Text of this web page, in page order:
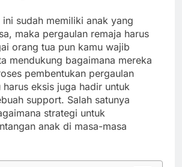
sudah memiliki anak yang
maka pergaulan remaja harus
orang tua pun kamu wajib
mendukung bagaimana mereka
pembentukan pergaulan
harus eksis juga hadir untuk
support. Salah satunya
strategi untuk
anak di masa-masa